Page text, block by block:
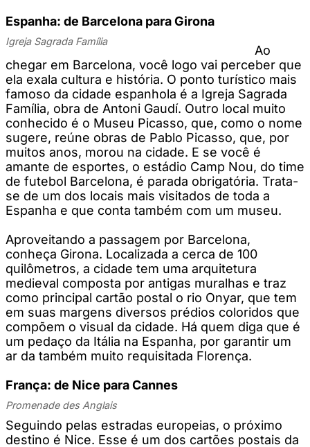
Espanha: de Barcelona para Girona
Igreja Sagrada Família
Ao
chegar em Barcelona, você logo vai perceber que
ela exala cultura e história. O ponto turístico mais
famoso da cidade espanhola é a Igreja Sagrada
Família, obra de Antoni Gaudí. Outro local muito
conhecido é o Museu Picasso, que, como o nome
sugere, reúne obras de Pablo Picasso, que, por
muitos anos, morou na cidade. E se você é
amante de esportes, o estádio Camp Nou, do time
de futebol Barcelona, é parada obrigatória. Trata-
se de um dos locais mais visitados de toda a
Espanha e que conta também com um museu.
Aproveitando a passagem por Barcelona,
conheça Girona. Localizada a cerca de 100
quilômetros, a cidade tem uma arquitetura
medieval composta por antigas muralhas e traz
como principal cartão postal o rio Onyar, que tem
em suas margens diversos prédios coloridos que
compõem o visual da cidade. Há quem diga que é
um pedaço da Itália na Espanha, por garantir um
ar da também muito requisitada Florença.
França: de Nice para Cannes
Promenade des Anglais
Seguindo pelas estradas europeias, o próximo
destino é Nice. Esse é um dos cartões postais da